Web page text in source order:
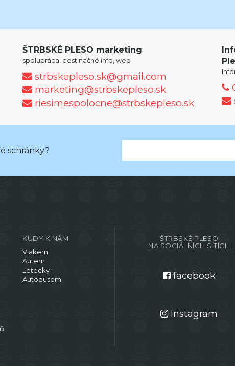
ŠTRBSKÉ PLESO marketing
spolupráca, destinačné info, web
strbskepleso.sk@gmail.com
marketing@strbskepleso.sk
riesimespolocne@strbskepleso.sk
schránky?
KUDY K NÁM
Vlakem
Autem
Letecky
Autobusem
ŠTRBSKÉ PLESO
NA SOCIÁLNÍCH SÍTÍCH
facebook
Instagram